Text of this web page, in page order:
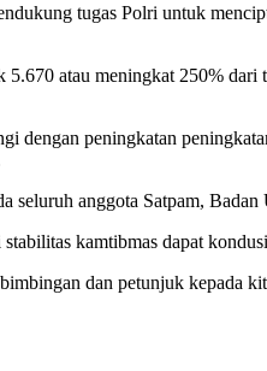
tugas Polri untuk
atau meningkat 250%
dengan peningkatan
anggota Satpam,
kamtibmas dapat
dan petunjuk kepada